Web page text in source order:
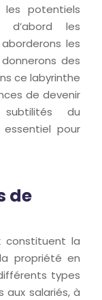
les potentiels
d’abord les
les
des
ce labyrinthe
de devenir
subtilités du
pour
de
constituent la
propriété en
types
salariés, à